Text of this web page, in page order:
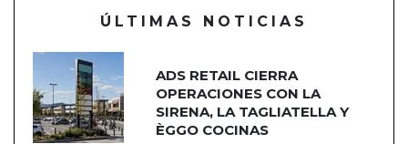
ÚLTIMAS NOTICIAS
ADS RETAIL CIERRA
OPERACIONES CON LA
SIRENA, LA TAGLIATELLA Y
ÈGGO COCINAS